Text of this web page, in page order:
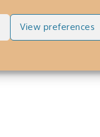
View preferences